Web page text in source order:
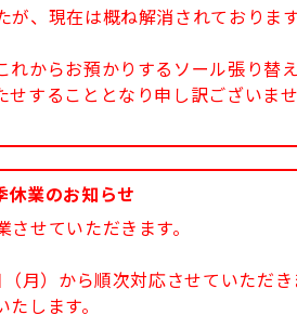
が、現在は概ね解消されておりま
からお預かりするソール張り替
することとなり申し訳ございま
休業のお知らせ
せていただきます。
月）から順次対応させていただき
します。